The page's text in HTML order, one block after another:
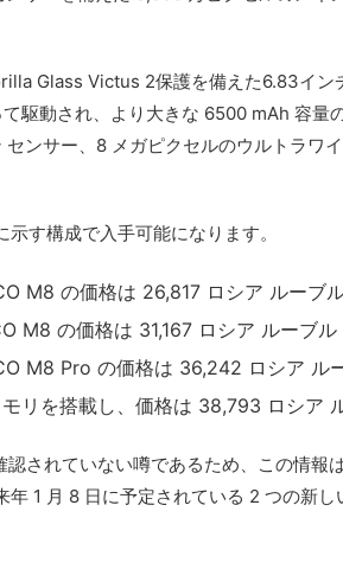
Glass Victus 2保護を備えた6.83イ
駆動され、より大きな 6500 mAh 容量
ンサー、8 メガピクセルのウルトラワ
す構成で入手可能になります。
M8 の価格は 26,817 ロシア ルーブ
M8 の価格は 31,167 ロシア ルーブ
M8 Pro の価格は 36,242 ロシア ル
リを搭載し、価格は 38,793 ロシア
されていない噂であるため、この情
1 月 8 日に予定されている 2 つの新